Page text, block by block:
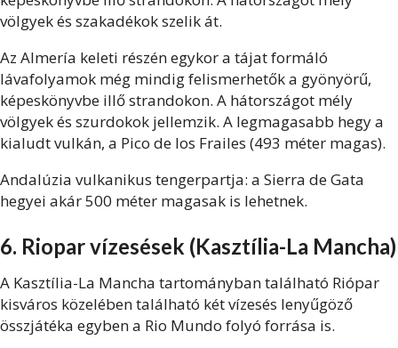
völgyek és szakadékok szelik át.
Az Almería keleti részén egykor a tájat formáló
lávafolyamok még mindig felismerhetők a gyönyörű,
képeskönyvbe illő strandokon. A hátországot mély
völgyek és szurdokok jellemzik. A legmagasabb hegy a
kialudt vulkán, a Pico de los Frailes (493 méter magas).
Andalúzia vulkanikus tengerpartja: a Sierra de Gata
hegyei akár 500 méter magasak is lehetnek.
6. Riopar vízesések (Kasztília-La Mancha)
A Kasztília-La Mancha tartományban található Riópar
kisváros közelében található két vízesés lenyűgöző
összjátéka egyben a Rio Mundo folyó forrása is.